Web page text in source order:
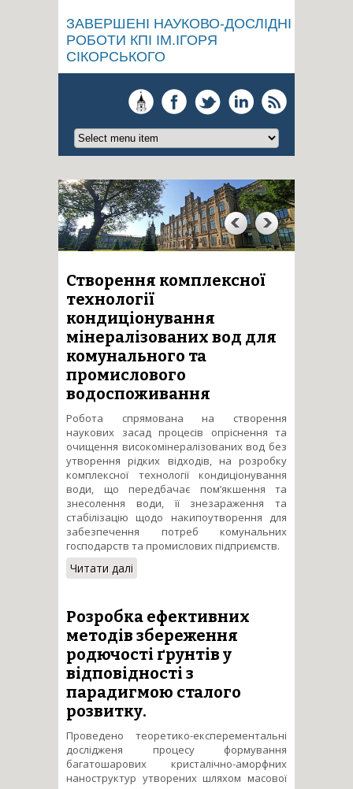
ЗАВЕРШЕНІ НАУКОВО-ДОСЛІДНІ
РОБОТИ КПІ ІМ.ІГОРЯ
СІКОРСЬКОГО
Створення комплексної
технології
кондиціонування
мінералізованих вод для
комунального та
промислового
водоспоживання
Робота спрямована на створення
наукових засад процесів опріснення та
очищення високомінералізованих вод без
утворення рідких відходів, на розробку
комплексної технології кондиціонування
води, що передбачає пом’якшення та
знесолення води, її знезараження та
стабілізацію щодо накипоутворення для
забезпечення потреб комунальних
господарств та промислових підприємств.
Читати далі
технології кондиціонування
комунального та
промислового
водоспоживання
Розробка ефективних
методів збереження
родючості ґрунтів у
відповідності з
парадигмою сталого
розвитку.
Проведено теоретико-експерементальні
дослідженя процесу формування
багатошарових кристалічно-аморфних
наноструктур утворених шляхом масової